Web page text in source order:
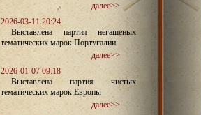
далее>>
2026-03-11 20:24
Выставлена партия негашеных
тематических марок Португалии
далее>>
2026-01-07 09:18
Выставлена партия чистых
тематических марок Европы
далее>>